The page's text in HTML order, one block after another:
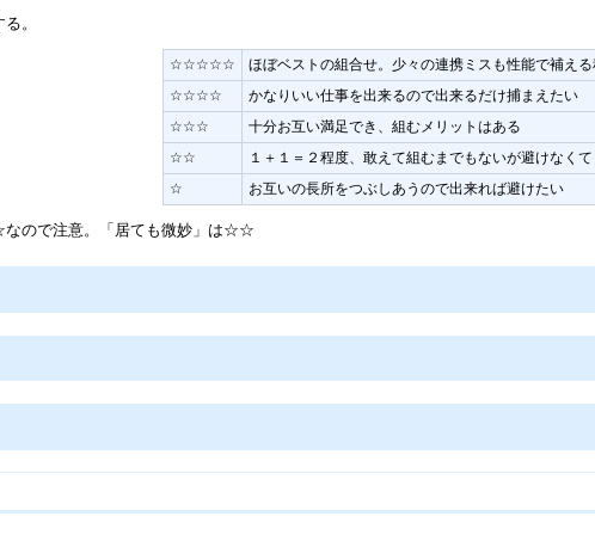
。
☆☆☆☆☆
ほぼベストの組合せ。少々の連携ミスも性能で補え
☆☆☆☆
かなりいい仕事を出来るので出来るだけ捕まえたい
☆☆☆
十分お互い満足でき、組むメリットはある
☆☆
１＋１＝２程度、敢えて組むまでもないが避けなく
☆
お互いの長所をつぶしあうので出来れば避けたい
ので注意。「居ても微妙」は☆☆